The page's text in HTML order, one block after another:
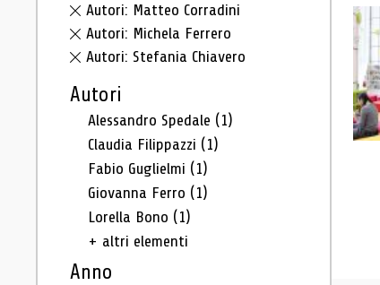
Autori: Matteo Corradini
Autori: Michela Ferrero
Autori: Stefania Chiavero
Autori
Alessandro Spedale (1)
Claudia Filippazzi (1)
Fabio Guglielmi (1)
Giovanna Ferro (1)
Lorella Bono (1)
+ altri elementi
Anno